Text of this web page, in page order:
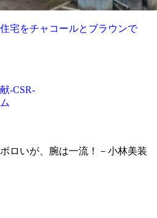
宅をチャコールとブラウンで
-CSR-
ロいが、腕は一流！－小林美装